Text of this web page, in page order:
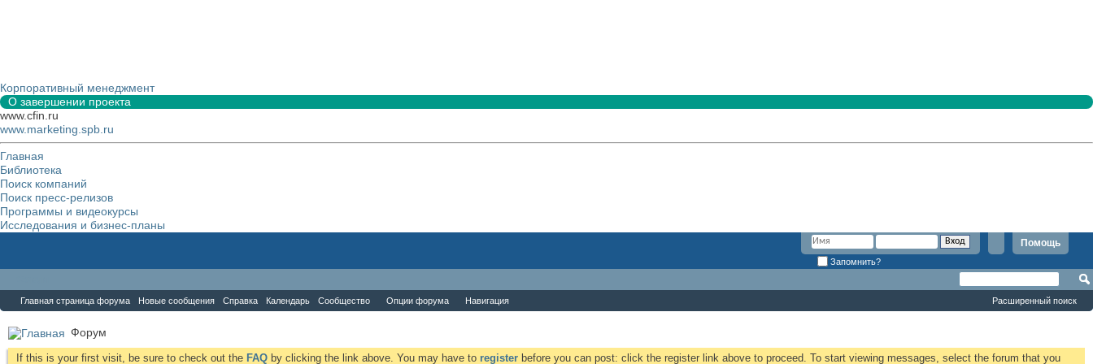
Корпоративный менеджмент
О завершении проекта
www.cfin.ru
www.marketing.spb.ru
Главная
Библиотека
Поиск компаний
Поиск пресс-релизов
Программы и видеокурсы
Исследования и бизнес-планы
Помощь
Запомнить?
Главная страница форума Новые сообщения Справка Календарь Сообщество Опции форума Навигация Расширенный поиск
Форум
If this is your first visit, be sure to check out the FAQ by clicking the link above. You may have to register before you can post: click the register link above to proceed. To start viewing messages, select the forum that you